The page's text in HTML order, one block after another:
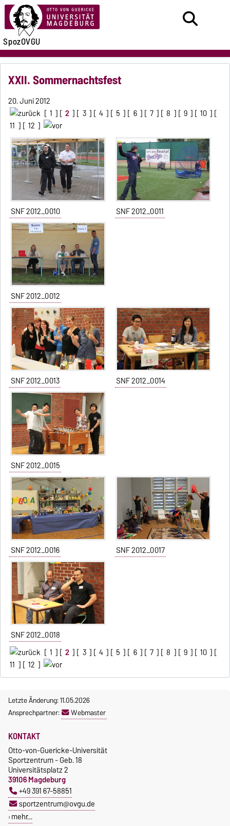
SpozOVGU
XXII. Sommernachtsfest
20. Juni 2012
[ 1 ] [ 2 ] [ 3 ] [ 4 ] [ 5 ] [ 6 ] [ 7 ] [ 8 ] [ 9 ] [ 10 ] [
11 ] [ 12 ]
SNF 2012_0010 SNF 2012_0011
SNF 2012_0012
SNF 2012_0013 SNF 2012_0014
SNF 2012_0015
SNF 2012_0016 SNF 2012_0017
SNF 2012_0018
[ 1 ] [ 2 ] [ 3 ] [ 4 ] [ 5 ] [ 6 ] [ 7 ] [ 8 ] [ 9 ] [ 10 ] [
11 ] [ 12 ]
Letzte Änderung: 11.05.2026
Ansprechpartner:
Webmaster
KONTAKT
Otto-von-Guericke-Universität
Sportzentrum - Geb. 18
Universitätsplatz 2
39106 Magdeburg
+49 391 67-58851
sportzentrum@ovgu.de
mehr…